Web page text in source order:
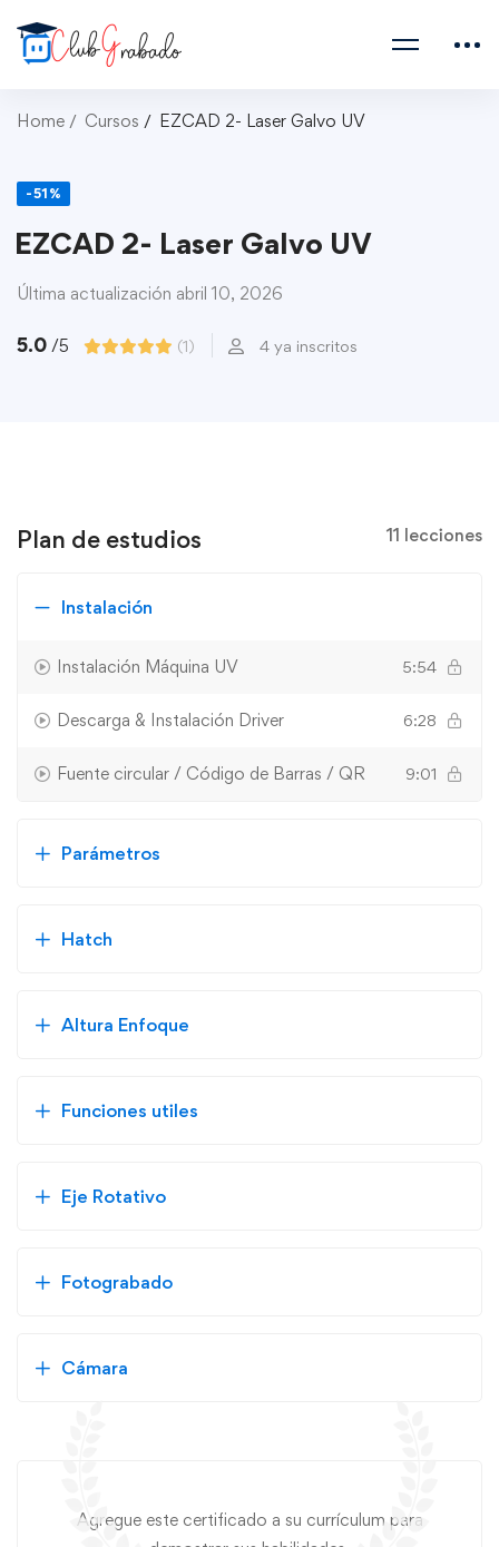
Home Cursos EZCAD 2- Laser Galvo UV
-51%
EZCAD 2- Laser Galvo UV
Última actualización abril 10, 2026
5.0 /5 (1) 4 ya inscritos
Plan de estudios 11 lecciones
Instalación
Instalación Máquina UV 5:54
Descarga & Instalación Driver 6:28
Fuente circular / Código de Barras / QR 9:01
Parámetros
Hatch
Altura Enfoque
Funciones utiles
Eje Rotativo
Fotograbado
Cámara
Agregue este certificado a su currículum para